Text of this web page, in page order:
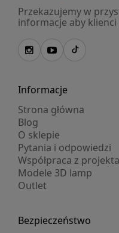
Przekazujemy w
informacje aby
Informacje
Strona główna
Blog
O sklepie
Pytania i odpowiedzi
Współpraca z
Modele 3D lamp
Outlet
Bezpieczeństwo